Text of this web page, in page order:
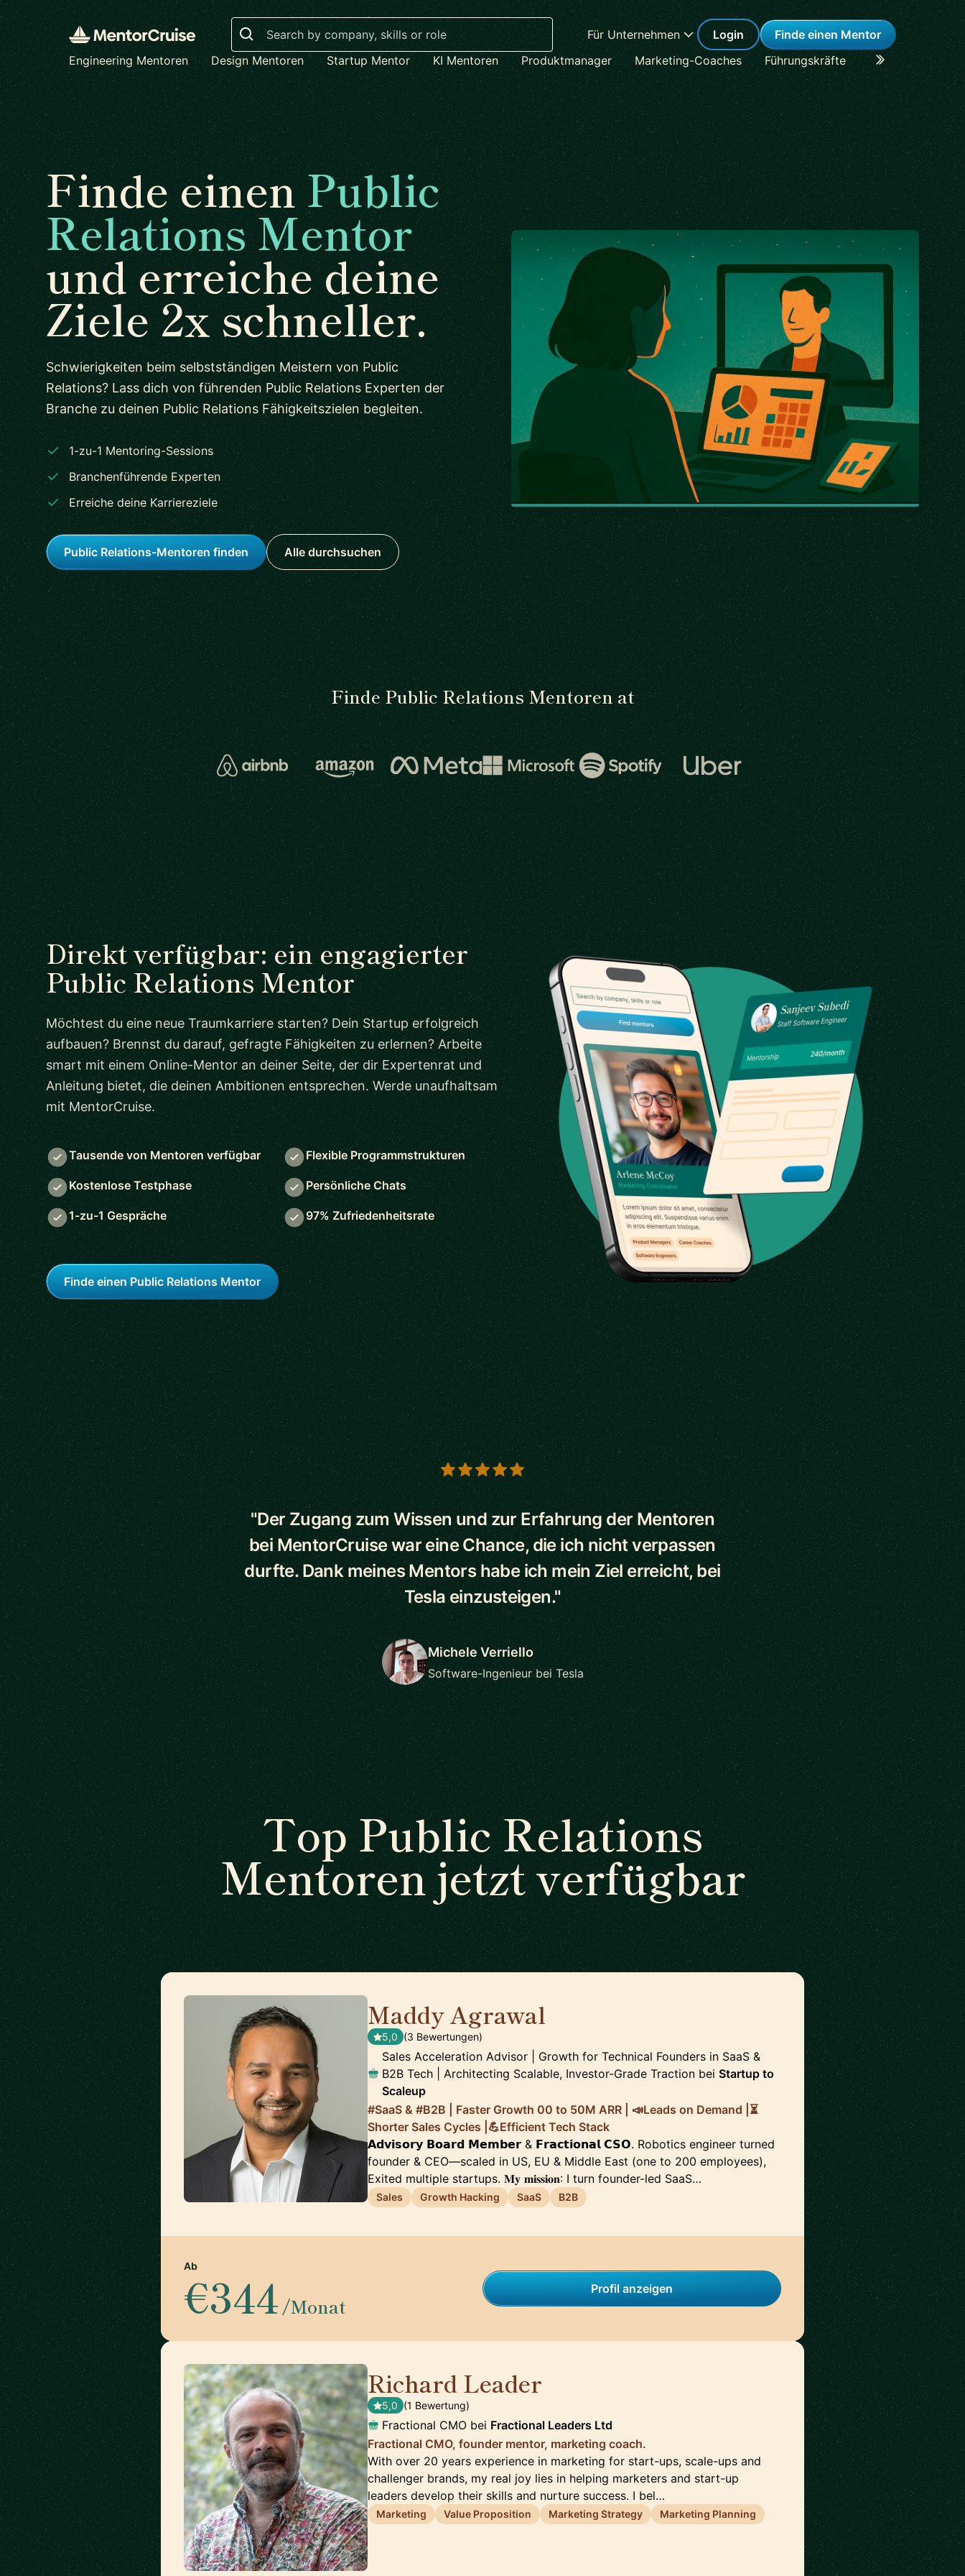
Search
Für Unternehmen Login
Finde einen Mentor
Engineering Mentoren
Design Mentoren Startup Mentor KI Mentoren Produktmanager Marketing-Coaches Führungskräfte Karriere-Coaches
Finde einenPublic
Relations Mentor
und erreiche deine
Ziele 2x schneller.
Schwierigkeiten beim selbstständigen Meistern von Public
Relations? Lass dich von führenden Public Relations Experten der
Branche zu deinen Public Relations Fähigkeitszielen begleiten.
1-zu-1 Mentoring-Sessions
Branchenführende Experten
Erreiche deine Karriereziele
Public Relations-Mentoren finden Alle durchsuchen
Finde Public Relations Mentoren at
Direkt verfügbar: ein engagierter
Public Relations Mentor
Möchtest du eine neue Traumkarriere starten? Dein Startup erfolgreich
aufbauen? Brennst du darauf, gefragte Fähigkeiten zu erlernen? Arbeite
smart mit einem Online-Mentor an deiner Seite, der dir Expertenrat und
Anleitung bietet, die deinen Ambitionen entsprechen. Werde unaufhaltsam
mit MentorCruise.
Tausende von Mentoren verfügbar Flexible Programmstrukturen
Kostenlose Testphase Persönliche Chats
1-zu-1 Gespräche 97% Zufriedenheitsrate
Finde einen Public Relations Mentor
5 out of 5 stars
"Der Zugang zum Wissen und zur Erfahrung der Mentoren
bei MentorCruise war eine Chance, die ich nicht verpassen
durfte. Dank meines Mentors habe ich mein Ziel erreicht, bei
Tesla einzusteigen."
Michele Verriello
Software-Ingenieur bei Tesla
Top Public Relations
Mentoren jetzt verfügbar
Maddy Agrawal
5,0 (3 Bewertungen)
Sales Acceleration Advisor | Growth for Technical Founders in SaaS &
B2B Tech | Architecting Scalable, Investor-Grade Traction bei Startup to
Scaleup
#SaaS & #B2B | Faster Growth 00 to 50M ARR | 📣Leads on Demand |⏳
Shorter Sales Cycles |💪Efficient Tech Stack
𝗔𝗱𝘃𝗶𝘀𝗼𝗿𝘆 𝗕𝗼𝗮𝗿𝗱 𝗠𝗲𝗺𝗯𝗲𝗿 & 𝗙𝗿𝗮𝗰𝘁𝗶𝗼𝗻𝗮𝗹 𝗖𝗦𝗢. Robotics engineer turned
founder & CEO—scaled in US, EU & Middle East (one to 200 employees),
Exited multiple startups. 𝐌𝐲 𝐦𝐢𝐬𝐬𝐢𝐨𝐧: I turn founder-led SaaS…
Sales Growth Hacking SaaS B2B
Ab
€344 /Monat
Profil anzeigen
Richard Leader
5,0 (1 Bewertung)
Fractional CMO bei Fractional Leaders Ltd
Fractional CMO, founder mentor, marketing coach.
With over 20 years experience in marketing for start-ups, scale-ups and
challenger brands, my real joy lies in helping marketers and start-up
leaders develop their skills and nurture success. I bel…
Marketing Value Proposition Marketing Strategy Marketing Planning